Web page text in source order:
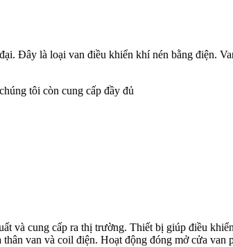
Đây là loại van điều khiển khí nén bằng điện.
tôi còn cung cấp đầy đủ
và cung cấp ra thị trường. Thiết bị giúp điều
van và coil điện. Hoạt động đóng mở cửa